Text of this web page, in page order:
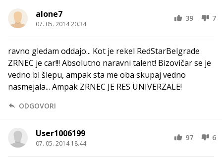
alone7
07. 05. 2014 20.34
39 7
ravno gledam oddajo... Kot je rekel RedStarBelgrade
ZRNEC je car!!! Absolutno naravni talent! Bizovičar se je
vedno bl šlepu, ampak sta me oba skupaj vedno
nasmejala... Ampak ZRNEC JE RES UNIVERZALE!
ODGOVORI
User1006199
07. 05. 2014 18.44
97 6